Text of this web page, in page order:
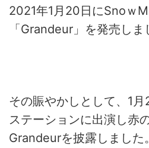
2021年1月20日にSnoｗ
「Grandeur」を発売しま
その賑やかしとして、1
ステーションに出演し赤
Grandeurを披露しました。